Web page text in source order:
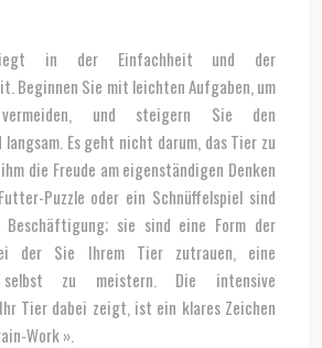
in der Einfachheit und der
Beginnen Sie mit leichten Aufgaben, um
und steigern Sie den
Es geht nicht darum, das Tier zu
die Freude am eigenständigen Denken
Puzzle oder ein Schnüffelspiel sind
sie sind eine Form der
der Sie Ihrem Tier zutrauen, eine
selbst zu meistern. Die intensive
Tier dabei zeigt, ist ein klares Zeichen
Work ».